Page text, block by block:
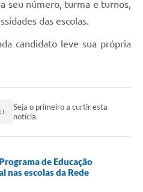
seu número, turma e turnos,
das escolas.
candidato leve sua própria
Seja o primeiro a curtir esta
notícia.
de Educação
nas escolas da Rede